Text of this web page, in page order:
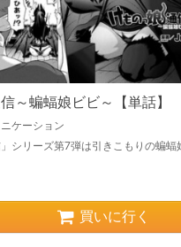
～蝙蝠娘ビビ～【単話】
ケーション
」シリーズ第7弾は引きこもりの蝙
買いに行く